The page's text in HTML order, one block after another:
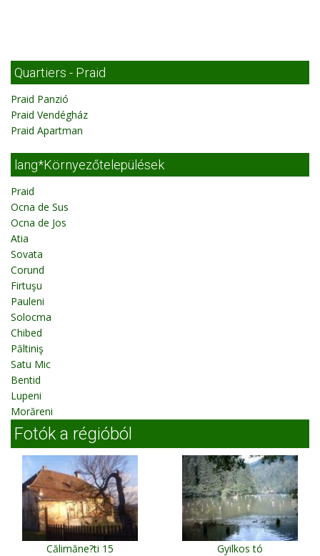
Quartiers - Praid
Praid Panzió
Praid Vendégház
Praid Apartman
lang*Környezőtelepülések
Praid
Ocna de Sus
Ocna de Jos
Atia
Sovata
Corund
Firtuşu
Pauleni
Solocma
Chibed
Păltiniş
Satu Mic
Bentid
Lupeni
Morăreni
Fotók a régióból
Călimăne?ti 15
Gyilkos tó